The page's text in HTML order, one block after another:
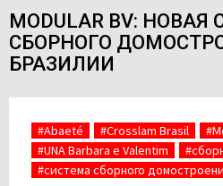
MODULAR BV:
СБОРНОГО
БРАЗИЛИИ
#Abaeté #Crosslam Brasil
#UNA Barbara e Valentim
#система сборного